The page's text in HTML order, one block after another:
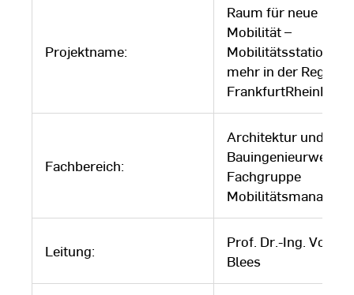
Projektname:
Raum für neue
Mobilität –
Mobilitätsstationen
mehr in der Region
FrankfurtRheinMain
Fachbereich:
Architektur und
Bauingenieurwesen
Fachgruppe
Leitung:
Prof. Dr.-Ing. Volker
Blees